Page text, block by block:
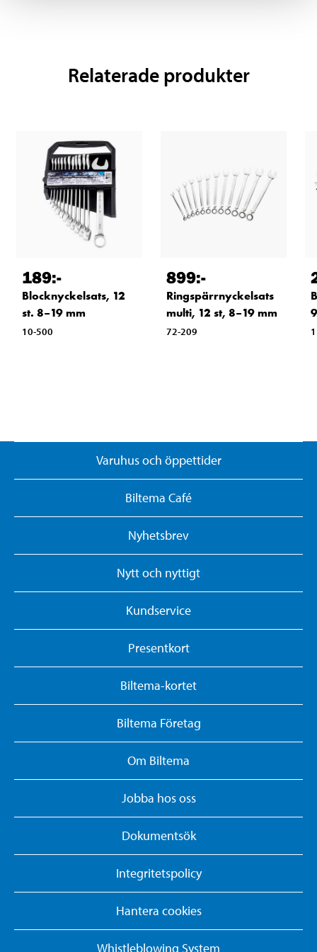
Relaterade produkter
189:-
Blocknyckelsats, 12
st. 8–19 mm
10-500
899:-
Ringspärrnyckelsats
multi, 12 st, 8–19 mm
72-209
Varuhus och öppettider
Biltema Café
Nyhetsbrev
Nytt och nyttigt
Kundservice
Presentkort
Biltema-kortet
Biltema Företag
Om Biltema
Jobba hos oss
Dokumentsök
Integritetspolicy
Hantera cookies
Whistleblowing System